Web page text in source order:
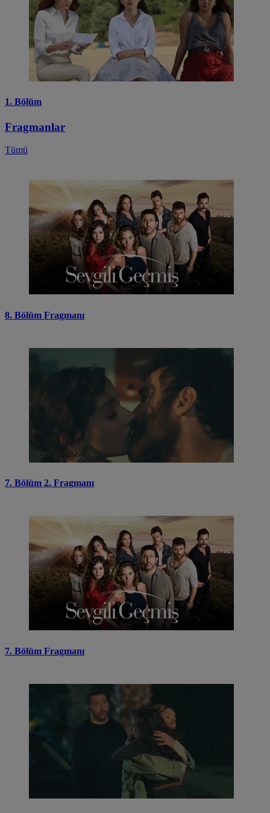
1. Bölüm
Fragmanlar
Tümü
8. Bölüm Fragmanı
7. Bölüm 2. Fragmanı
7. Bölüm Fragmanı